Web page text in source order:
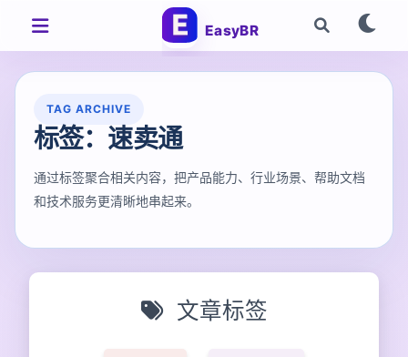
EasyBR
TAG ARCHIVE
标签：速卖通
通过标签聚合相关内容，把产品能力、行业场景、帮助文档
和技术服务更清晰地串起来。
文章标签